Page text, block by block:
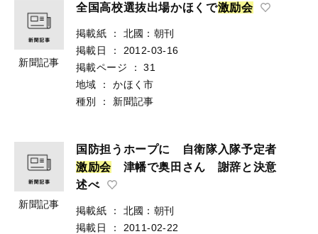
新聞記事
全国高校選抜出場かほくで激励会
掲載紙 ：
北國：朝刊
掲載日
：
2012-03-16
掲載ページ
：
31
地域
：
かほく市
種別
： 新聞記事
新聞記事
国防担うホープに 自衛隊入隊予定者
激励会津幡で奥田さん 謝辞と決意
述べ
掲載紙 ：
北國：朝刊
掲載日
：
2011-02-22